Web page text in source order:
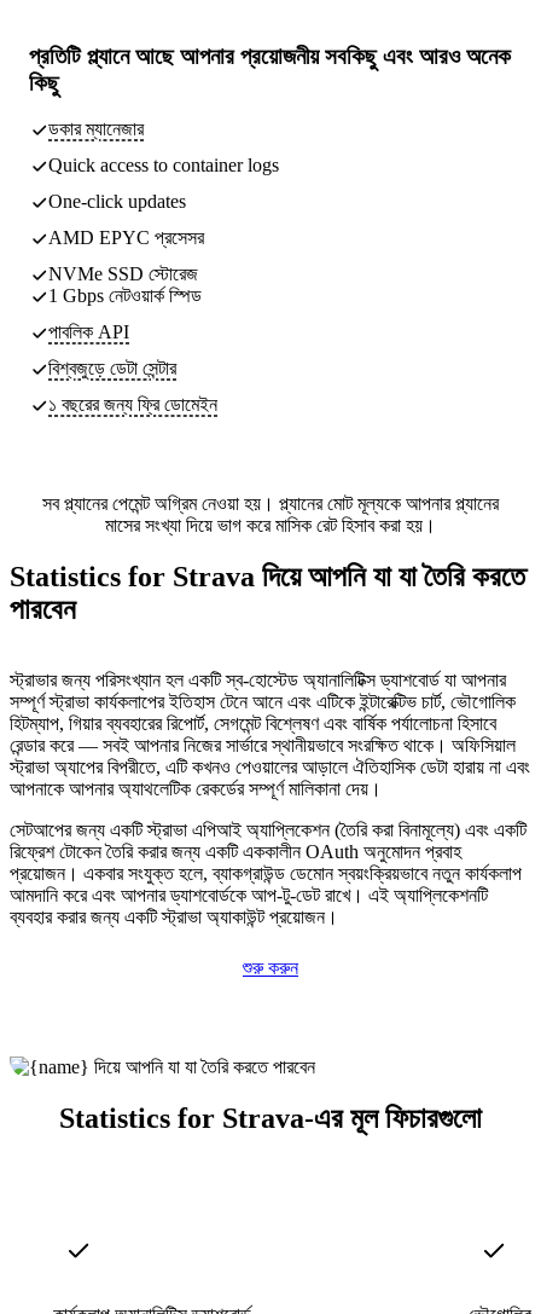
প্রতিটি প্ল্যানে আছেআপনার প্রয়োজনীয় সবকিছুএবং আরও অনেক
কিছু
ডকার ম্যানেজার
Quick access to container logs
One-click updates
AMD EPYC প্রসেসর
NVMe SSD স্টোরেজ
1 Gbps নেটওয়ার্ক স্পিড
পাবলিক API
বিশ্বজুড়ে ডেটা সেন্টার
১ বছরের জন্য ফ্রি ডোমেইন
সব প্ল্যানের পেমেন্ট অগ্রিম নেওয়া হয়। প্ল্যানের মোট মূল্যকে আপনার প্ল্যানের
মাসের সংখ্যা দিয়ে ভাগ করে মাসিক রেট হিসাব করা হয়।
Statistics for Strava দিয়ে আপনি যা যা তৈরি করতে
পারবেন
স্ট্রাভার জন্য পরিসংখ্যান হল একটি স্ব-হোস্টেড অ্যানালিটিক্স ড্যাশবোর্ড যা আপনার
সম্পূর্ণ স্ট্রাভা কার্যকলাপের ইতিহাস টেনে আনে এবং এটিকে ইন্টারেক্টিভ চার্ট, ভৌগোলিক
হিটম্যাপ, গিয়ার ব্যবহারের রিপোর্ট, সেগমেন্ট বিশ্লেষণ এবং বার্ষিক পর্যালোচনা হিসাবে
রেন্ডার করে — সবই আপনার নিজের সার্ভারে স্থানীয়ভাবে সংরক্ষিত থাকে। অফিসিয়াল
স্ট্রাভা অ্যাপের বিপরীতে, এটি কখনও পেওয়ালের আড়ালে ঐতিহাসিক ডেটা হারায় না এবং
আপনাকে আপনার অ্যাথলেটিক রেকর্ডের সম্পূর্ণ মালিকানা দেয়।
সেটআপের জন্য একটি স্ট্রাভা এপিআই অ্যাপ্লিকেশন (তৈরি করা বিনামূল্যে) এবং একটি
রিফ্রেশ টোকেন তৈরি করার জন্য একটি এককালীন OAuth অনুমোদন প্রবাহ
প্রয়োজন। একবার সংযুক্ত হলে, ব্যাকগ্রাউন্ড ডেমোন স্বয়ংক্রিয়ভাবে নতুন কার্যকলাপ
আমদানি করে এবং আপনার ড্যাশবোর্ডকে আপ-টু-ডেট রাখে। এই অ্যাপ্লিকেশনটি
ব্যবহার করার জন্য একটি স্ট্রাভা অ্যাকাউন্ট প্রয়োজন।
শুরু করুন
Statistics for Strava-এর মূল ফিচারগুলো